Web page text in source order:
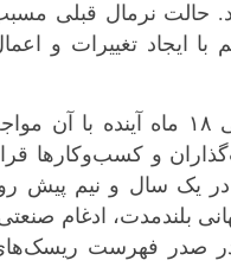
البرز
ایلام
تهران
چهار محال و
خراسان
خراسان
خراسان
حالت نرمال قبلی
ایجاد تغییرات و
مجمع جهانی اقتصاد، در نظرسنجی از ۳۵۰ کارشناس، ریسک‌هایی را که طی ۱۸ ماه آینده با
و کسب‌وکارها
یک سال و نیم پیش
بلندمدت، ادغام
در صدر فهرست